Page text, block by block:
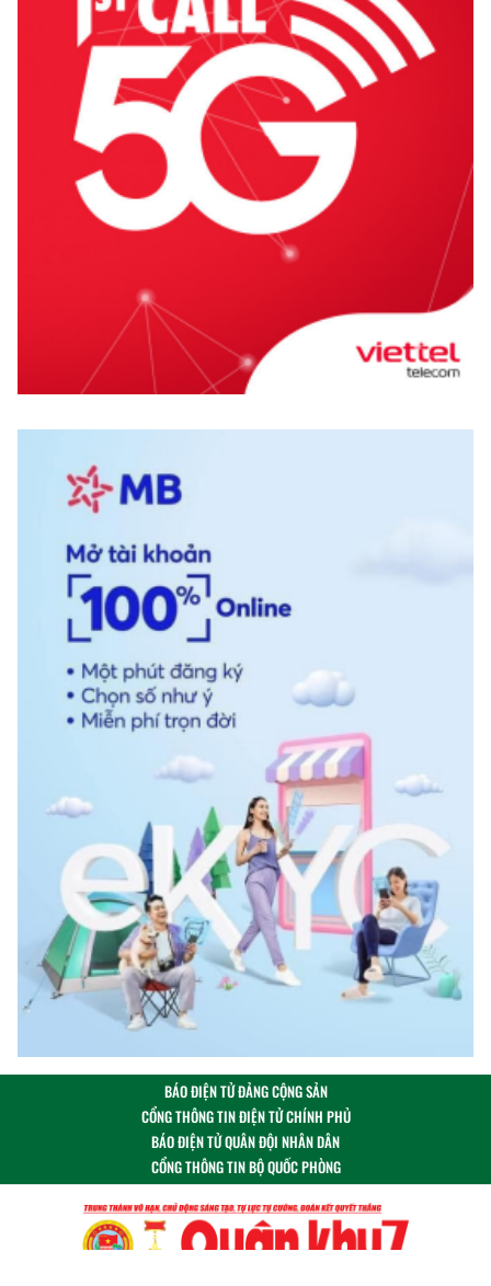
BÁO ĐIỆN TỬ ĐẢNG CỘNG SẢN
CỔNG THÔNG TIN ĐIỆN TỬ CHÍNH PHỦ
BÁO ĐIỆN TỬ QUÂN ĐỘI NHÂN DÂN
CỔNG THÔNG TIN BỘ QUỐC PHÒNG